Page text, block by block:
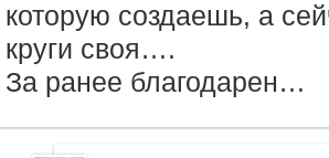
которую создаешь, а
круги своя….
За ранее благодарен…